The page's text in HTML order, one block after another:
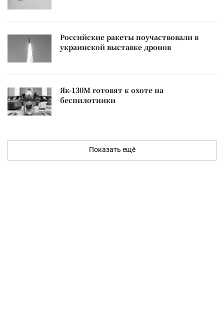
Российские ракеты поучаствовали в
украинской выставке дронов
Як-130М готовят к охоте на
беспилотники
Показать ещё